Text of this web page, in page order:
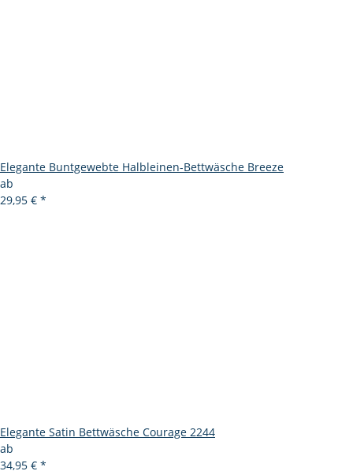
Elegante Buntgewebte Halbleinen-Bettwäsche Breeze
ab
29,95 € *
Elegante Satin Bettwäsche Courage 2244
ab
34,95 € *